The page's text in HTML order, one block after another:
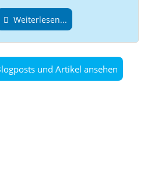
Weiterlesen...
und Artikel ansehen